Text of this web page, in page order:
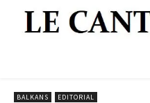
BALKANS EDITORIAL